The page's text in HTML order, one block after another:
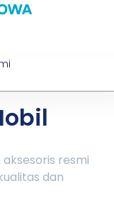
resmi
dan